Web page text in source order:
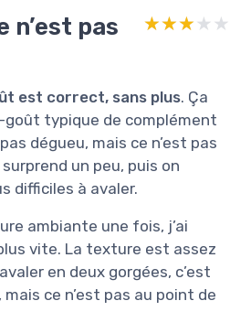
n’est pas
★★★★★
★★★★★
est correct, sans plus. Ça
goût typique de complément
dégueu, mais ce n’est pas
un peu, puis on
difficiles à avaler.
ambiante une fois, j’ai
vite. La texture est assez
en deux gorgées, c’est
ce n’est pas au point de